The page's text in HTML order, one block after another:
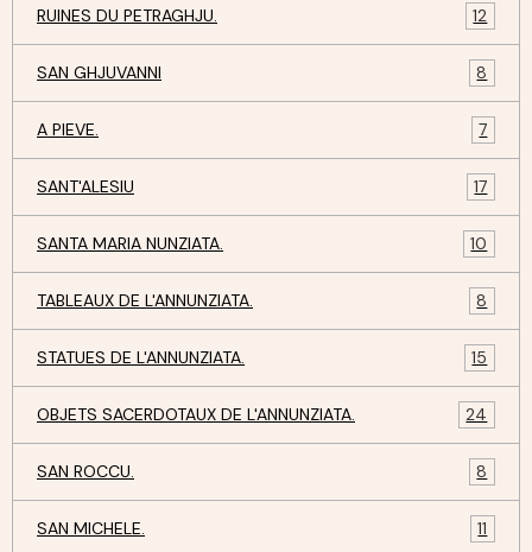
RUINES DU PETRAGHJU. 12
SAN GHJUVANNI 8
A PIEVE. 7
SANT'ALESIU 17
SANTA MARIA NUNZIATA. 10
TABLEAUX DE L'ANNUNZIATA. 8
STATUES DE L'ANNUNZIATA. 15
OBJETS SACERDOTAUX DE L'ANNUNZIATA. 24
SAN ROCCU. 8
SAN MICHELE. 11